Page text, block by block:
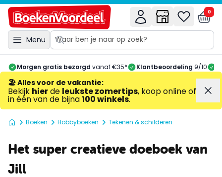
Menu
0
Morgen gratis bezorgd vanaf €35* Klantbeoordeling 9/10
🏖️ Alles voor de vakantie:
Bekijk hierde leukste zomertips, koop online of
in één van de bijna100 winkels.
Boeken Hobbyboeken Tekenen & schilderen
Het super creatieve doeboek van
Jill